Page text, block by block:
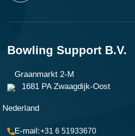
Bowling Support B.V.
Graanmarkt 2-M
1681 PA Zwaagdijk-Oost
Nederland
+31 6 51933670